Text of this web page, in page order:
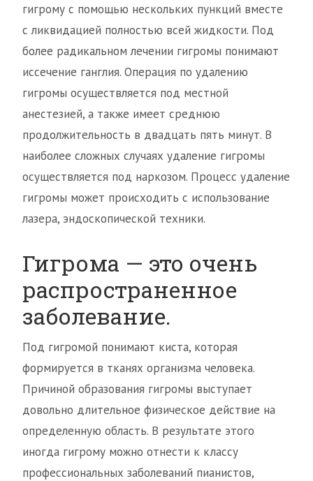
гигрому с помощью нескольких пункций вместе
с ликвидацией полностью всей жидкости. Под
более радикальном лечении гигромы понимают
иссечение ганглия. Операция по удалению
гигромы осуществляется под местной
анестезией, а также имеет среднюю
продолжительность в двадцать пять минут. В
наиболее сложных случаях удаление гигромы
осуществляется под наркозом. Процесс удаление
гигромы может происходить с использование
лазера, эндоскопической техники.
Гигрома — это очень
распространенное
заболевание.
Под гигромой понимают киста, которая
формируется в тканях организма человека.
Причиной образования гигромы выступает
довольно длительное физическое действие на
определенную область. В результате этого
иногда гигрому можно отнести к классу
профессиональных заболеваний пианистов,